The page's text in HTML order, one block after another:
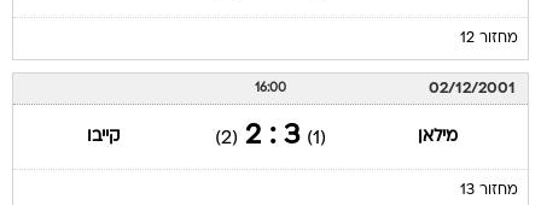
מחזור 12
02/12/2001
16:00
מילאן (1)
3 : 2
(2) קייבו
מחזור 13